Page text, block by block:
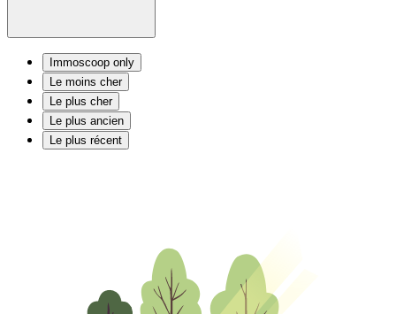
Immoscoop only
Le moins cher
Le plus cher
Le plus ancien
Le plus récent